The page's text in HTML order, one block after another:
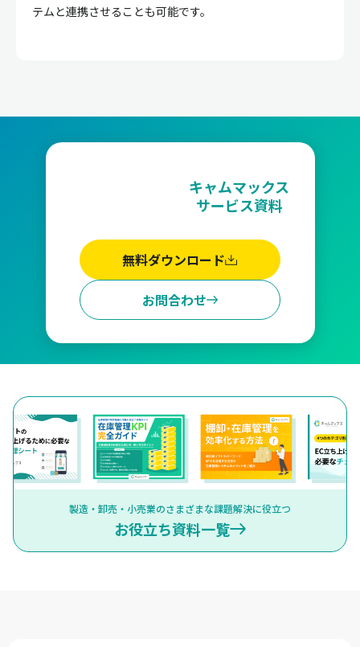
テムと連携させることも可能です。
キャムマックス
サービス資料
お問合わせ
無料ダウンロード
製造・卸売・小売業のさまざまな課題解決に役立つ
お役立ち資料一覧